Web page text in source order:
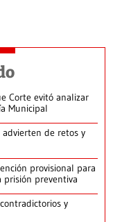
Corte evitó analizar
Municipal
advierten de retos y
provisional para
prisión preventiva
y